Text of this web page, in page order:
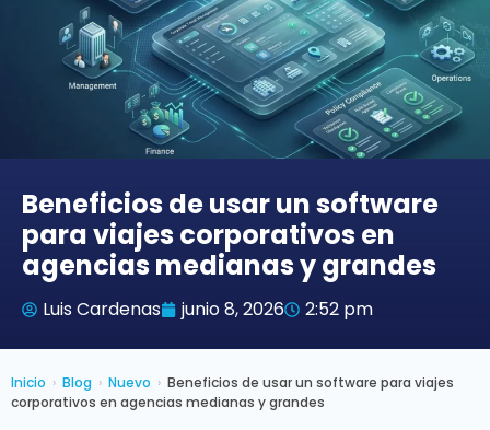
Beneficios de usar un software
para viajes corporativos en
agencias medianas y grandes
Luis Cardenas junio 8, 2026 2:52 pm
Inicio › Blog › Nuevo › Beneficios de usar un software para viajes
corporativos en agencias medianas y grandes